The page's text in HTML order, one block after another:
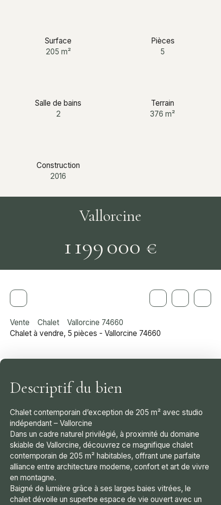
Surface
205 m²
Pièces
5
Salle de bains
2
Terrain
376m²
Construction
2016
Vallorcine
1 199 000 €
Vente Chalet
Vallorcine 74660
Chalet à vendre, 5 pièces - Vallorcine 74660
Descriptif du bien
Chalet contemporain d’exception de 205 m² avec studio
indépendant – Vallorcine
Dans un cadre naturel privilégié, à proximité du domaine
skiable de Vallorcine, découvrez ce magnifique chalet
contemporain de 205 m² habitables, offrant une parfaite
alliance entre architecture moderne, confort et art de vivre
en montagne.
Baigné de lumière grâce à ses larges baies vitrées, le
chalet dévoile un superbe espace de vie ouvert avec un